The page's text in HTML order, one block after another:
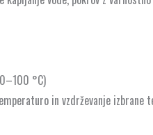
°C)
in vzdrževanje izbrane